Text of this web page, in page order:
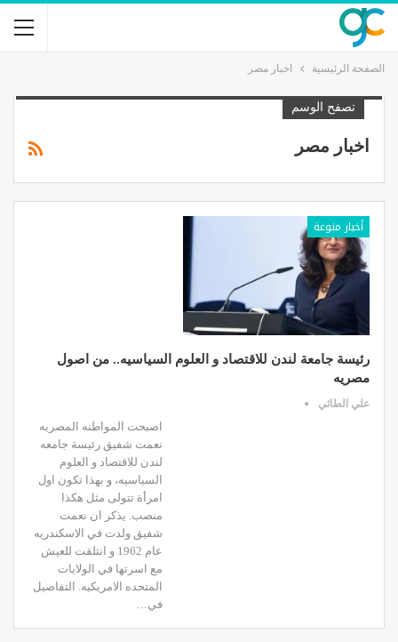
الصفحة الرئيسية اخبار مصر
تصفح الوسم
اخبار مصر
أخبار منوعة
رئيسة جامعة لندن للاقتصاد و العلوم السياسيه.. من اصول
مصريه
علي الطائي
اصبحت المواطنه المصريه
نعمت شفيق رئيسة جامعه
لندن للاقتصاد و العلوم
السياسيه، و بهذا تكون اول
امرأة تتولى مثل هكذا
منصب. يذكر ان نعمت
شفيق ولدت في الاسكندريه
عام 1962 و انتلقت للعيش
مع اسرتها في الولايات
المتحده الامريكيه. التفاصيل
في…